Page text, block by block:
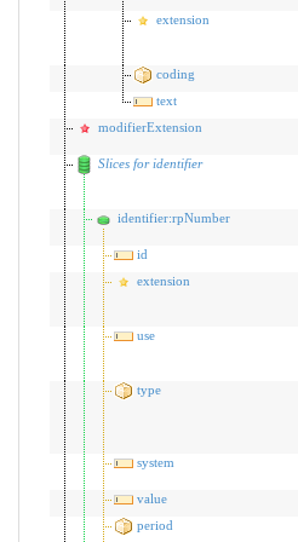
extension
coding
text
modifierExtension
Slices for identifier
identifier:rpNumber
id
extension
use
type
system
value
period